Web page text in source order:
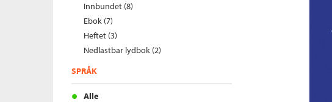
Innbundet (8)
Ebok (7)
Heftet (3)
Nedlastbar lydbok (2)
SPRÅK
Alle